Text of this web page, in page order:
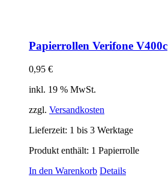
Papierrollen Verifone V400c
0,95 €
inkl. 19 % MwSt.
zzgl. Versandkosten
Lieferzeit: 1 bis 3 Werktage
Produkt enthält: 1 Papierrolle
In den Warenkorb Details